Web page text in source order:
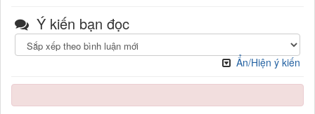
Ý kiến bạn đọc
Ẩn/Hiện ý kiến